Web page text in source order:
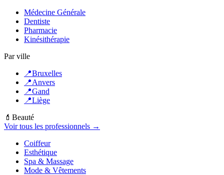
Médecine Générale
Dentiste
Pharmacie
Kinésithérapie
Par ville
📍Bruxelles
📍Anvers
📍Gand
📍Liège
💄 Beauté
Voir tous les professionnels →
Coiffeur
Esthétique
Spa & Massage
Mode & Vêtements